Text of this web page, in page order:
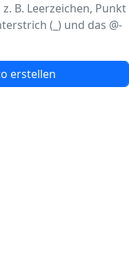
B. Leerzeichen, Punkt
(_) und das @-